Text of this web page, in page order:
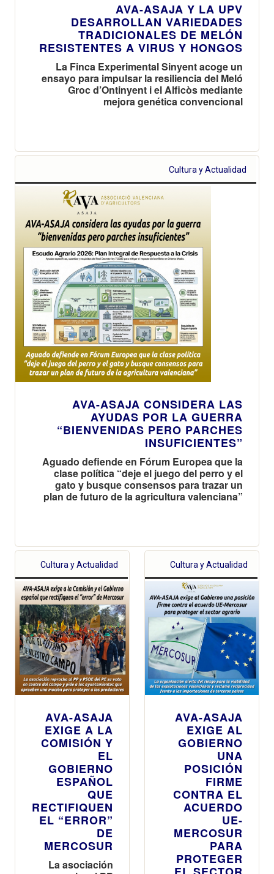
AVA-ASAJA Y LA UPV
DESARROLLAN VARIEDADES
TRADICIONALES DE MELÓN
RESISTENTES A VIRUS Y HONGOS
La Finca Experimental Sinyent acoge un
ensayo para impulsar la resiliencia del Meló
Groc d’Ontinyent i el Alficòs mediante
mejora genética convencional
Cultura y Actualidad
AVA-ASAJA CONSIDERA LAS
AYUDAS POR LA GUERRA
“BIENVENIDAS PERO PARCHES
INSUFICIENTES”
Aguado defiende en Fórum Europea que la
clase política “deje el juego del perro y el
gato y busque consensos para trazar un
plan de futuro de la agricultura valenciana”
Cultura y Actualidad
AVA-ASAJA
EXIGE A LA
COMISIÓN Y
EL
GOBIERNO
ESPAÑOL
QUE
RECTIFIQUEN
EL “ERROR”
DE
MERCOSUR
La asociación
Cultura y Actualidad
AVA-ASAJA
EXIGE AL
GOBIERNO
UNA
POSICIÓN
FIRME
CONTRA EL
ACUERDO
UE-
MERCOSUR
PARA
PROTEGER